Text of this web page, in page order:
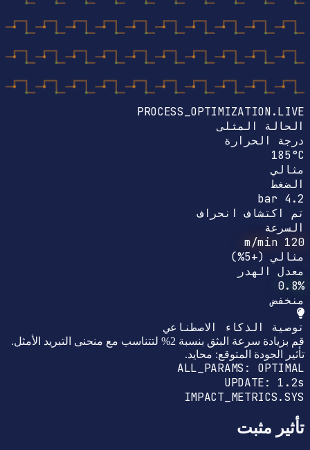
PROCESS_OPTIMIZATION.LIVE
الحالة المثلى
درجة الحرارة
185°C
مثالي
الضغط
4.2
bar
تم اكتشاف انحراف
السرعة
120
m/min
مثالي (+5%)
معدل الهدر
0.8%
منخفض
توصية الذكاء الاصطناعي
قم بزيادة سرعة البثق بنسبة 2% لتتناسب مع منحنى التبريد الأمثل.
تأثير الجودة المتوقع: محايد.
ALL_PARAMS: OPTIMAL
UPDATE: 1.2s
IMPACT_METRICS.SYS
تأثير مثبت